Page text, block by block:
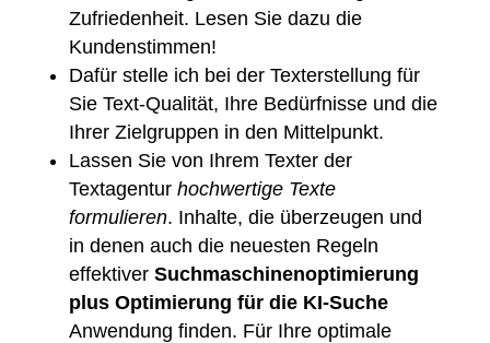
Zufriedenheit. Lesen Sie dazu die
Kundenstimmen!
Dafür stelle ich bei der Texterstellung für
Sie Text-Qualität, Ihre Bedürfnisse und die
Ihrer Zielgruppen in den Mittelpunkt.
Lassen Sie von Ihrem Texter der
Textagentur hochwertige Texte
formulieren. Inhalte, die überzeugen und
in denen auch die neuesten Regeln
effektiver Suchmaschinenoptimierung
plus Optimierung für die KI-Suche
Anwendung finden. Für Ihre optimale